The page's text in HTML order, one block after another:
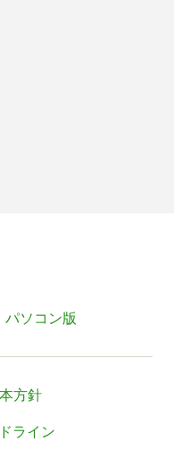
パソコン版
方針
ライン